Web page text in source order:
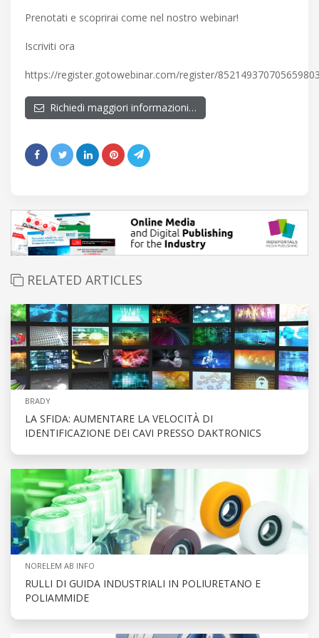
Prenotati e scoprirai come nel nostro webinar!
Iscriviti ora
https://register.gotowebinar.com/register/
Richiedi maggiori informazioni…
RELATED ARTICLES
BRADY
LA SFIDA: AUMENTARE LA VELOCITÀ DI
IDENTIFICAZIONE DEI CAVI PRESSO DAKTRONICS
NORELEM AB INFO
RULLI DI GUIDA INDUSTRIALI IN POLIURETANO E
POLIAMMIDE